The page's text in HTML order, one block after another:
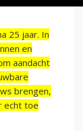
25 jaar. In
en
aandacht
brengen,
echt toe